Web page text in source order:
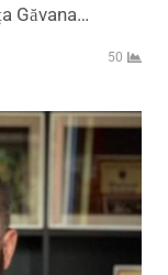
Găvana…
50